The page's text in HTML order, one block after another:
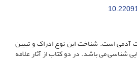
آدمی است. شناخت این نوع ادراک و تبیین
شناسی می باشد. در دو کتاب از آثار علامه